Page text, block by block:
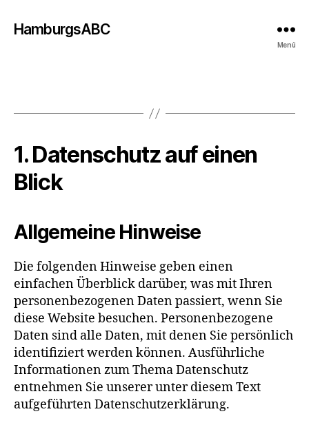
HamburgsABC
Menü
1. Datenschutz auf einen
Blick
Allgemeine Hinweise
Die folgenden Hinweise geben einen
einfachen Überblick darüber, was mit Ihren
personenbezogenen Daten passiert, wenn Sie
diese Website besuchen. Personenbezogene
Daten sind alle Daten, mit denen Sie persönlich
identifiziert werden können. Ausführliche
Informationen zum Thema Datenschutz
entnehmen Sie unserer unter diesem Text
aufgeführten Datenschutzerklärung.